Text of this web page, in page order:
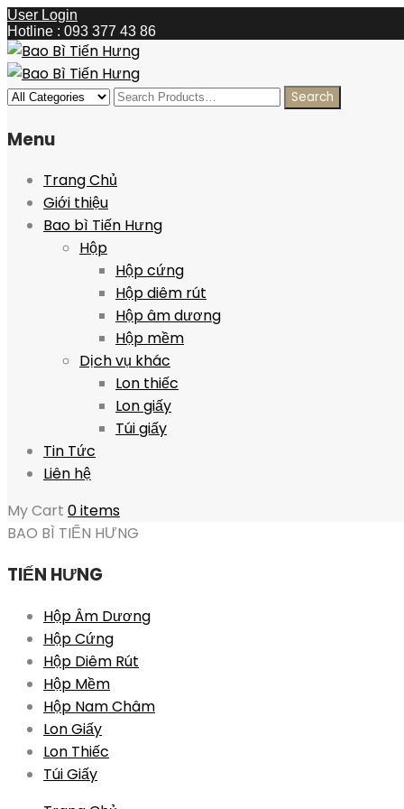
User Login
Hotline : 093 377 43 86
Menu
Trang Chủ
Giới thiệu
Bao bì Tiến Hưng
Hộp
Hộp cứng
Hộp diêm rút
Hộp âm dương
Hộp mềm
Dịch vụ khác
Lon thiếc
Lon giấy
Túi giấy
Tin Tức
Liên hệ
My Cart 0 items
BAO BÌ TIẾN HƯNG
TIẾN HƯNG
Hộp Âm Dương
Hộp Cứng
Hộp Diêm Rút
Hộp Mềm
Hộp Nam Châm
Lon Giấy
Lon Thiếc
Túi Giấy